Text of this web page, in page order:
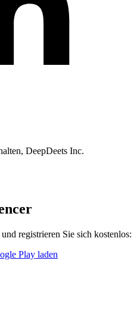
DeepDeets Inc.
registrieren Sie sich kostenlos: